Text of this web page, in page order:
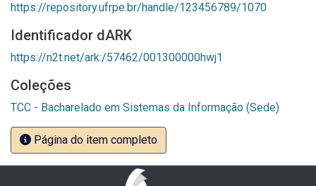
https://repository.ufrpe.br/handle/123456789/1070
Identificador dARK
https://n2t.net/ark:/57462/001300000hwj1
Coleções
TCC - Bacharelado em Sistemas da Informação (Sede)
Página do item completo